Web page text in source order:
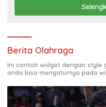
Berita Olahraga
Ini contoh widget dengan style
anda bisa mengaturnya pada